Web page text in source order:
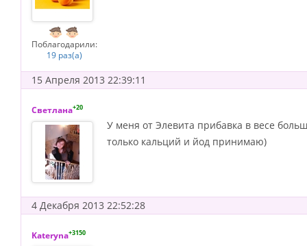
Поблагодарили:
19 раз(а)
15 Апреля 2013 22:39:11
Светлана+20
У меня от Элевита прибавка в весе
только кальций и йод принимаю)
4 Декабря 2013 22:52:28
Kateryna+3150